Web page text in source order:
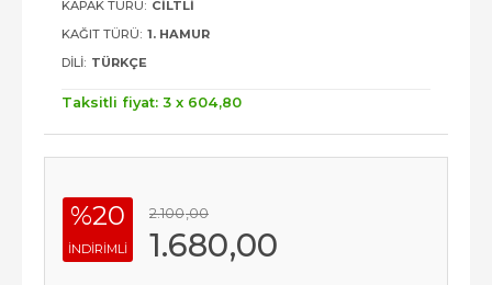
KAPAK TÜRÜ: CILTLI
KAĞIT TÜRÜ: 1. HAMUR
DILI: TÜRKÇE
Taksitli fiyat: 3 x 604,80
%20
INDIRIMLI
2.100,00
1.680,00